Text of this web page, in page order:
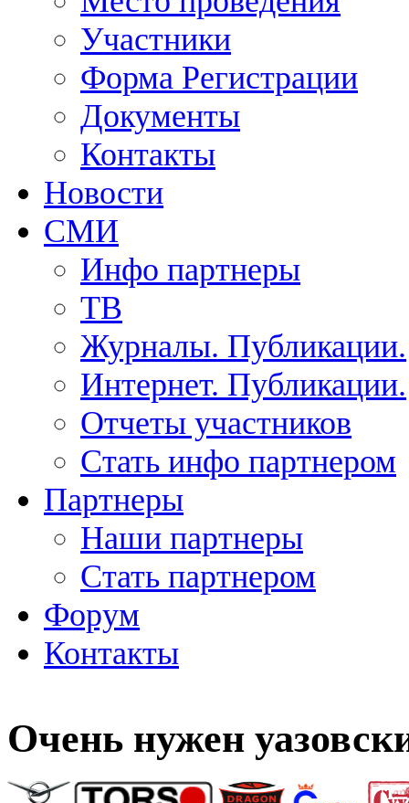
Участники
Форма Регистрации
Документы
Контакты
Новости
СМИ
Инфо партнеры
ТВ
Журналы. Публикации.
Интернет. Публикации.
Отчеты участников
Стать инфо партнером
Партнеры
Наши партнеры
Стать партнером
Форум
Контакты
Очень нужен